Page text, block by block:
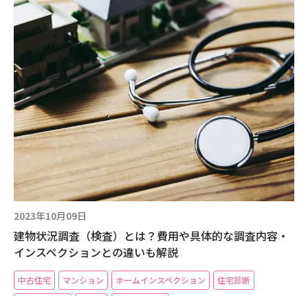
2023年10月09日
建物状況調査（検査）とは？費用や具体的な調査内容・
インスペクションとの違いも解説
中古住宅 マンション ホームインスペクション
住宅診断